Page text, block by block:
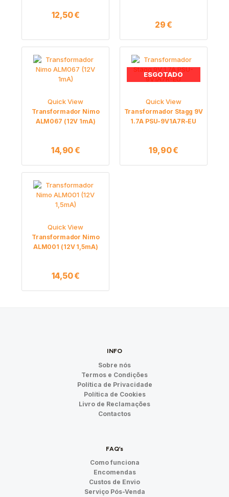
12,50€
29€
Quick View
Transformador Nimo
ALM067 (12V 1mA)
14,90€
ESGOTADO
Quick View
Transformador Stagg 9V
1.7A PSU-9V1A7R-EU
19,90€
Quick View
Transformador Nimo
ALM001 (12V 1,5mA)
14,50€
INFO
Sobre nós
Termos e Condições
Política de Privacidade
Política de Cookies
Livro de Reclamações
Contactos
FAQ’s
Como funciona
Encomendas
Custos de Envio
Serviço Pós-Venda